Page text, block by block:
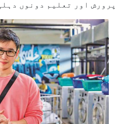
پرورش اور تعلیم دونوں